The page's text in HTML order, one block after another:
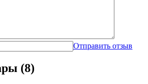
Отправить отзыв
(8)